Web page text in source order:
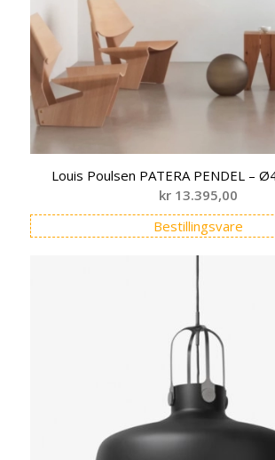
Louis Poulsen PATERA PENDEL –
kr 13.395,00
Bestillingsvare